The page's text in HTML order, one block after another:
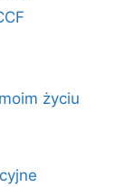
życiu